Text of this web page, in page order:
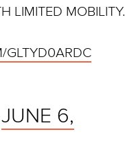
LIMITED MOBILITY.
GLTYD0ARDC
JUNE 6,